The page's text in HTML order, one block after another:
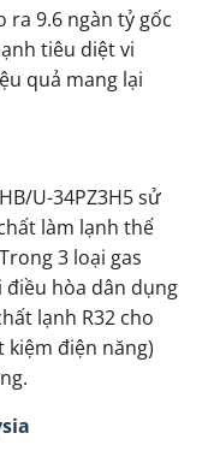
ra 9.6 ngàn tỷ gốc
tiêu diệt vi
quả mang lại
U-34PZ3H5 sử
làm lạnh thế
3 loại gas
hòa dân dụng
lạnh R32 cho
điện năng)